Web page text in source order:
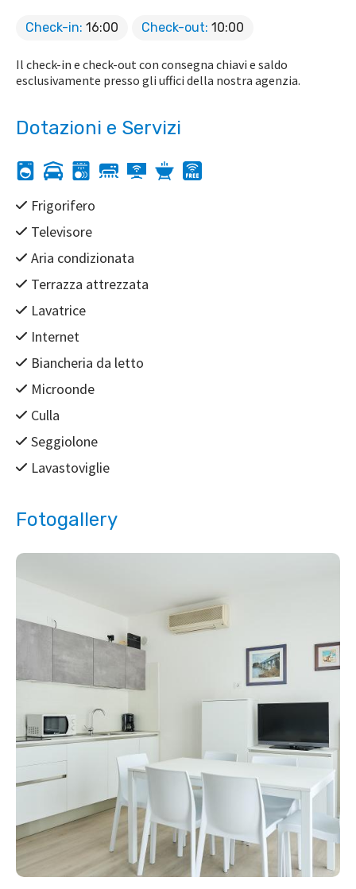
Check-in: 16:00 Check-out: 10:00
Il check-in e check-out con consegna chiavi e saldo
esclusivamente presso gli uffici della nostra agenzia.
Dotazioni e Servizi
Frigorifero
Televisore
Aria condizionata
Terrazza attrezzata
Lavatrice
Internet
Biancheria da letto
Microonde
Culla
Seggiolone
Lavastoviglie
Fotogallery